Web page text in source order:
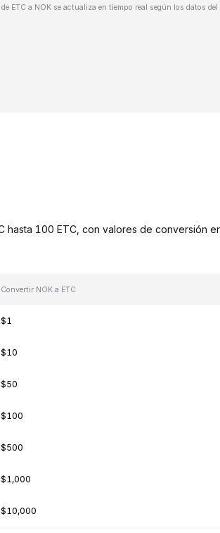
ETC a NOK se actualiza en tiempo real según los datos del
100 ETC, con valores de conversión
Convertir NOK a ETC
$1
$10
$50
$100
$500
$1,000
$10,000